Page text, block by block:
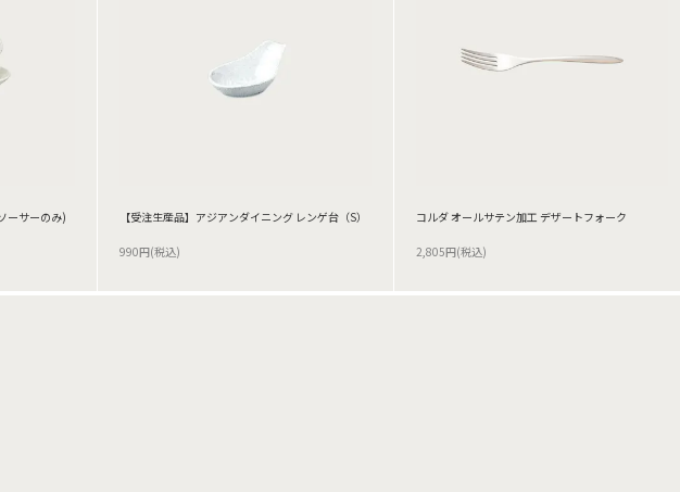
ーサーのみ) 【受注生産品】アジアンダイニング レンゲ台（S）
990円(税込)
コルダ オールサテン加工 デザートフォーク
2,805円(税込)